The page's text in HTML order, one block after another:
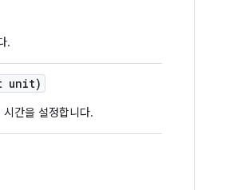
.
unit)
간을 설정합니다.